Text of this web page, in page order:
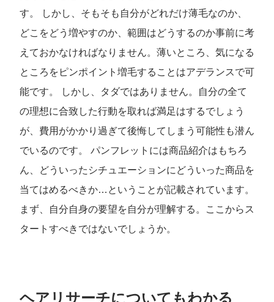
す。 しかし、そもそも自分がどれだけ薄毛なのか、
どこをどう増やすのか、範囲はどうするのか事前に考
えておかなければなりません。薄いところ、気になる
ところをピンポイント増毛することはアデランスで可
能です。 しかし、タダではありません。自分の全て
の理想に合致した行動を取れば満足はするでしょう
が、費用がかかり過ぎて後悔してしまう可能性も潜ん
でいるのです。 パンフレットには商品紹介はもちろ
ん、どういったシチュエーションにどういった商品を
当てはめるべきか…ということが記載されています。
まず、自分自身の要望を自分が理解する。ここからス
タートすべきではないでしょうか。
ヘアリサーチについてもわかる